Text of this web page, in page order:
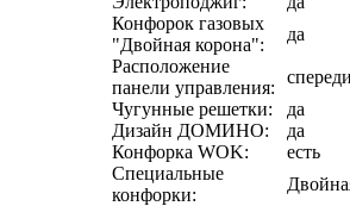
Конфорок газовых
"Двойная корона":
да
Расположение
панели управления:
Чугунные решетки:
да
Дизайн ДОМИНО:
да
Конфорка WOK:
есть
Специальные
конфорки: